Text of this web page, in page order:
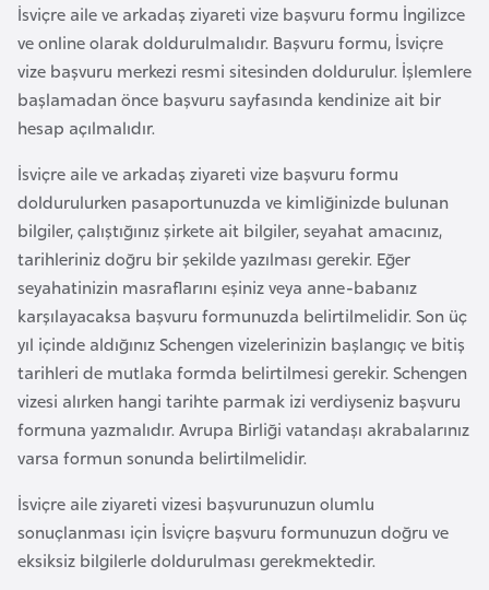
İsviçre aile ve arkadaş ziyareti vize başvuru formu İngilizce
ve online olarak doldurulmalıdır. Başvuru formu, İsviçre
vize başvuru merkezi resmi sitesinden doldurulur. İşlemlere
başlamadan önce başvuru sayfasında kendinize ait bir
hesap açılmalıdır.
İsviçre aile ve arkadaş ziyareti vize başvuru formu
doldurulurken pasaportunuzda ve kimliğinizde bulunan
bilgiler, çalıştığınız şirkete ait bilgiler, seyahat amacınız,
tarihleriniz doğru bir şekilde yazılması gerekir. Eğer
seyahatinizin masraflarını eşiniz veya anne-babanız
karşılayacaksa başvuru formunuzda belirtilmelidir. Son üç
yıl içinde aldığınız Schengen vizelerinizin başlangıç ve bitiş
tarihleri de mutlaka formda belirtilmesi gerekir. Schengen
vizesi alırken hangi tarihte parmak izi verdiyseniz başvuru
formuna yazmalıdır. Avrupa Birliği vatandaşı akrabalarınız
varsa formun sonunda belirtilmelidir.
İsviçre aile ziyareti vizesi başvurunuzun olumlu
sonuçlanması için İsviçre başvuru formunuzun doğru ve
eksiksiz bilgilerle doldurulması gerekmektedir.
e
l
a
r
u
s
B
e
l
ç
i
k
a
B
e
n
i